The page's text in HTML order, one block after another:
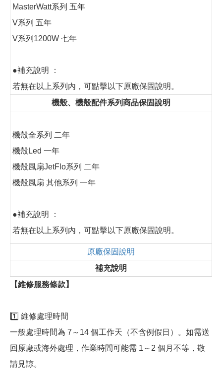
MasterWatt系列 五年
V系列 五年
V系列1200W 七年
●補充說明 ：
若無在以上系列內，可點擊以下原廠保固說明。
機殼、機殼配件系列商品保固說明
機殼全系列 二年
機殼Led 一年
機殼風扇JetFlo系列 二年
機殼風扇 其他系列 一年
●補充說明 ：
若無在以上系列內，可點擊以下原廠保固說明。
原廠保固說明
補充說明
【維修服務條款】
1️⃣ 維修處理時間
一般處理時間為 7～14 個工作天（不含例假日）。如需送
回原廠或海外處理，作業時間可能需 1～2 個月不等，敬
請見諒。